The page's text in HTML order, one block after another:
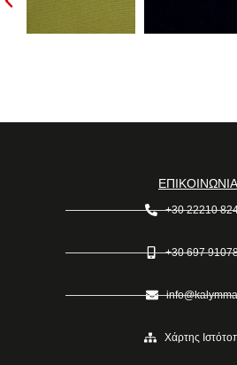
ΕΠΙΚΟΙΝΩΝΙΑ
+30 22210
+30 697
Χάρτης